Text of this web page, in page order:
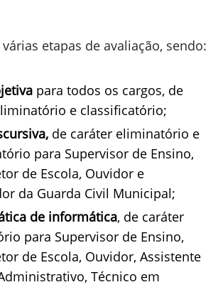
etapas de avaliação, sendo:
para todos os cargos, de
e classificatório;
de caráter eliminatório e
para Supervisor de Ensino,
de Escola, Ouvidor e
da Guarda Civil Municipal;
de informática, de caráter
para Supervisor de Ensino,
de Escola, Ouvidor, Assistente
Técnico em